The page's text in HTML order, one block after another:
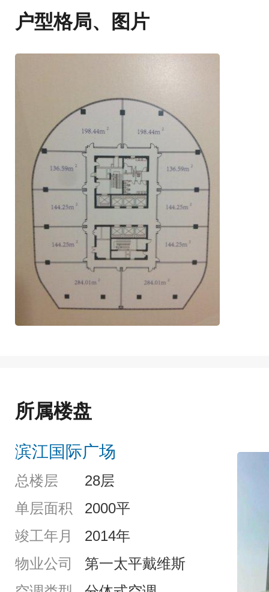
户型格局、图片
所属楼盘
滨江国际广场
总楼层
28层
单层面积
2000平
竣工年月
2014年
物业公司
第一太平戴维斯